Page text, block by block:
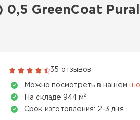
0,5 GreenСoat
35 отзывов
Можно посмотреть в нашем
На складе 944 м2
Срок изготовления: 2-3 дня